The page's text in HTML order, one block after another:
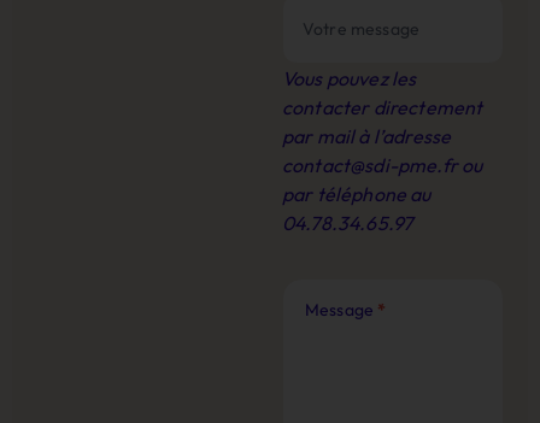
Vous pouvez les
contacter directement
par mail à l’adresse
contact@sdi-pme.frou
par téléphone au
04.78.34.65.97
Message *